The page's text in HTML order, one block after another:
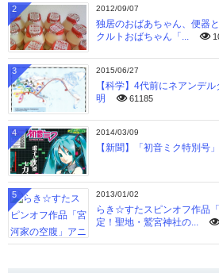
2012/09/07
独居のおばあちゃん、便器
クルトおばちゃん「...
2
2015/06/27
【科学】4代前にネアンデ
明
61185
3
2014/03/09
【新聞】「初音ミク特別号
4
2013/01/02
らき☆すたスピンオフ作品
定！聖地・鷲宮神社の...
5